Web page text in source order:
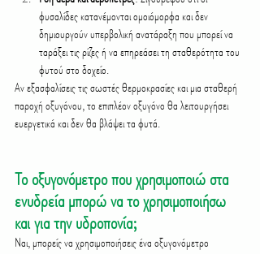
φυσαλίδες κατανέμονται ομοιόμορφα και δεν
δημιουργούν υπερβολική ανατάραξη που μπορεί να
ταράξει τις ρίζες ή να επηρεάσει τη σταθερότητα του
φυτού στο δοχείο.
Αν εξασφαλίσεις τις σωστές θερμοκρασίες και μια σταθερή
παροχή οξυγόνου, το επιπλέον οξυγόνο θα λειτουργήσει
ευεργετικά και δεν θα βλάψει τα φυτά.
Το οξυγονόμετρο που χρησιμοποιώ στα
ενυδρεία μπορώ να το χρησιμοποιήσω
και για την υδροπονία;
Ναι, μπορείς να χρησιμοποιήσεις ένα οξυγονόμετρο